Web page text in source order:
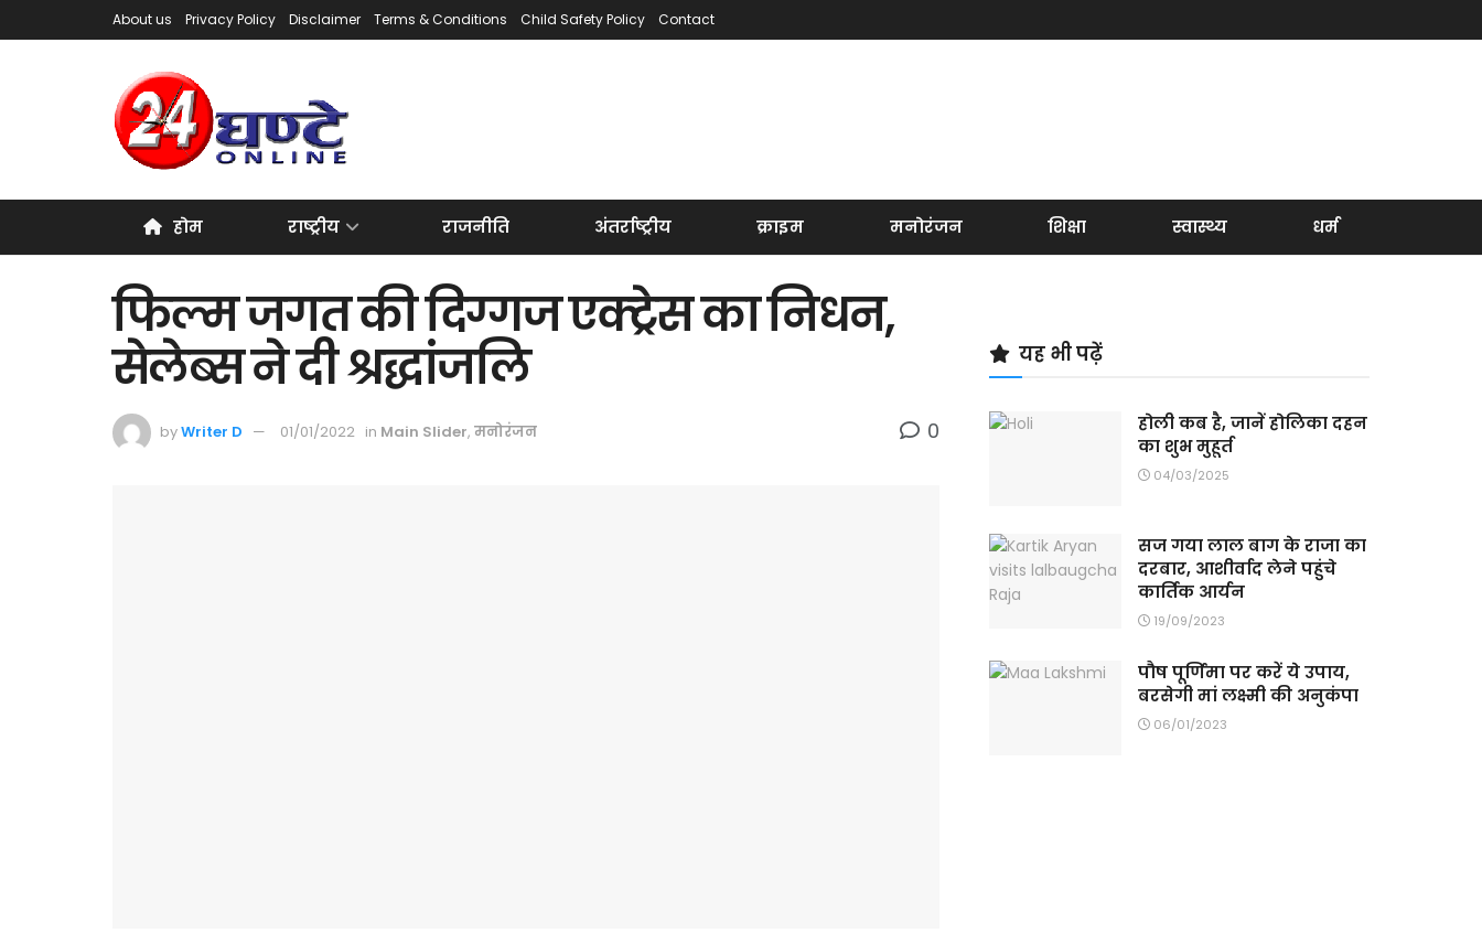
About us Privacy Policy Disclaimer Terms & Conditions Child Safety Policy Contact
होम राष्ट्रीय राजनीति अंतर्राष्ट्रीय क्राइम मनोरंजन शिक्षा स्वास्थ्य धर्म
फिल्म जगत की दिग्गज एक्ट्रेस का निधन,
सेलेब्स ने दी श्रद्धांजलि
byWriter D 01/01/2022 in Main Slider, मनोरंजन 0
यह भी पढ़ें
होली कब है, जानें होलिका दहन
का शुभ मुहूर्त
04/03/2025
सज गया लाल बाग के राजा का
दरबार, आशीर्वाद लेने पहुंचे
कार्तिक आर्यन
19/09/2023
पौष पूर्णिमा पर करें ये उपाय,
बरसेगी मां लक्ष्मी की अनुकंपा
06/01/2023